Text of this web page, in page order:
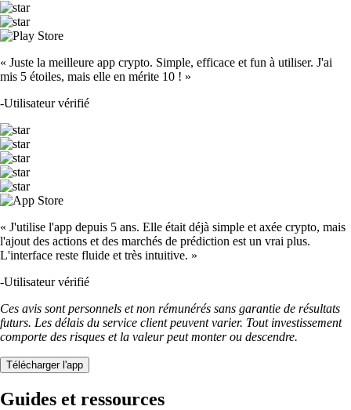
« Juste la meilleure app crypto. Simple, efficace et fun à utiliser. J'ai
mis 5 étoiles, mais elle en mérite 10 ! »
-Utilisateur vérifié
« J'utilise l'app depuis 5 ans. Elle était déjà simple et axée crypto, mais
l'ajout des actions et des marchés de prédiction est un vrai plus.
L'interface reste fluide et très intuitive. »
-Utilisateur vérifié
Ces avis sont personnels et non rémunérés sans garantie de résultats
futurs. Les délais du service client peuvent varier. Tout investissement
comporte des risques et la valeur peut monter ou descendre.
Télécharger l'app
Guides et ressources